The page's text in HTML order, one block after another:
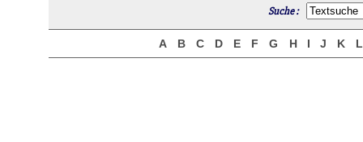
Suche :
A B C D E F G H I J K